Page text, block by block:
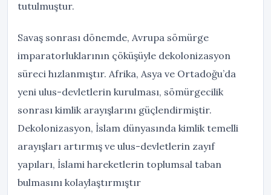
tutulmuştur.
Savaş sonrası dönemde, Avrupa sömürge
imparatorluklarının çöküşüyle dekolonizasyon
süreci hızlanmıştır. Afrika, Asya ve Ortadoğu’da
yeni ulus-devletlerin kurulması, sömürgecilik
sonrası kimlik arayışlarını güçlendirmiştir.
Dekolonizasyon, İslam dünyasında kimlik temelli
arayışları artırmış ve ulus-devletlerin zayıf
yapıları, İslami hareketlerin toplumsal taban
bulmasını kolaylaştırmıştır